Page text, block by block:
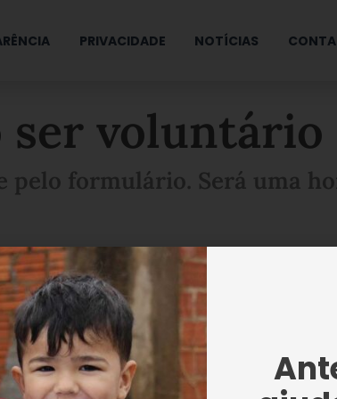
PRIVACIDADE NOTÍCIAS
ser voluntário
pelo formulário. Será uma
seu interesse e o seu coração
importante para a realização e
Preencha o seu formulário e